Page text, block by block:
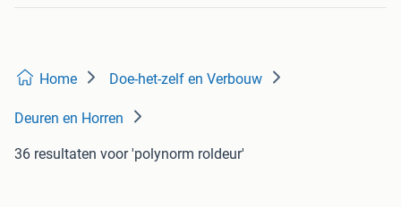
Home Doe-het-zelf en Verbouw
Deuren en Horren
36 resultaten voor 'polynorm roldeur'